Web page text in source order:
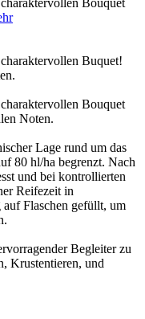
Buquet!
Bouquet
Noten.
Lage rund um das
80 hl/ha begrenzt. Nach
und bei kontrollierten
Reifezeit in
Flaschen gefüllt, um
Begleiter zu
Krustentieren, und